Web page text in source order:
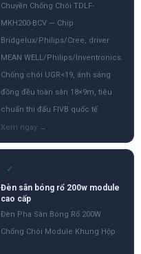
Chuyền Chống Chói TDLF-
MKH200-BCV — Chip
Bridgelux/Philips/Cree, driver
MEAN WELL/Philips/Inventronics.
Chống chói UGR<19, ánh sáng
đồng đều toàn sân 18×9m, tiêu
chuẩn thi đấu FIVB quốc tế
✓
Đèn sân bóng rổ 200w module
cao cấp
Đèn Pha Sân Bóng Rổ 200W
Chống Chói Module Khung Hộp